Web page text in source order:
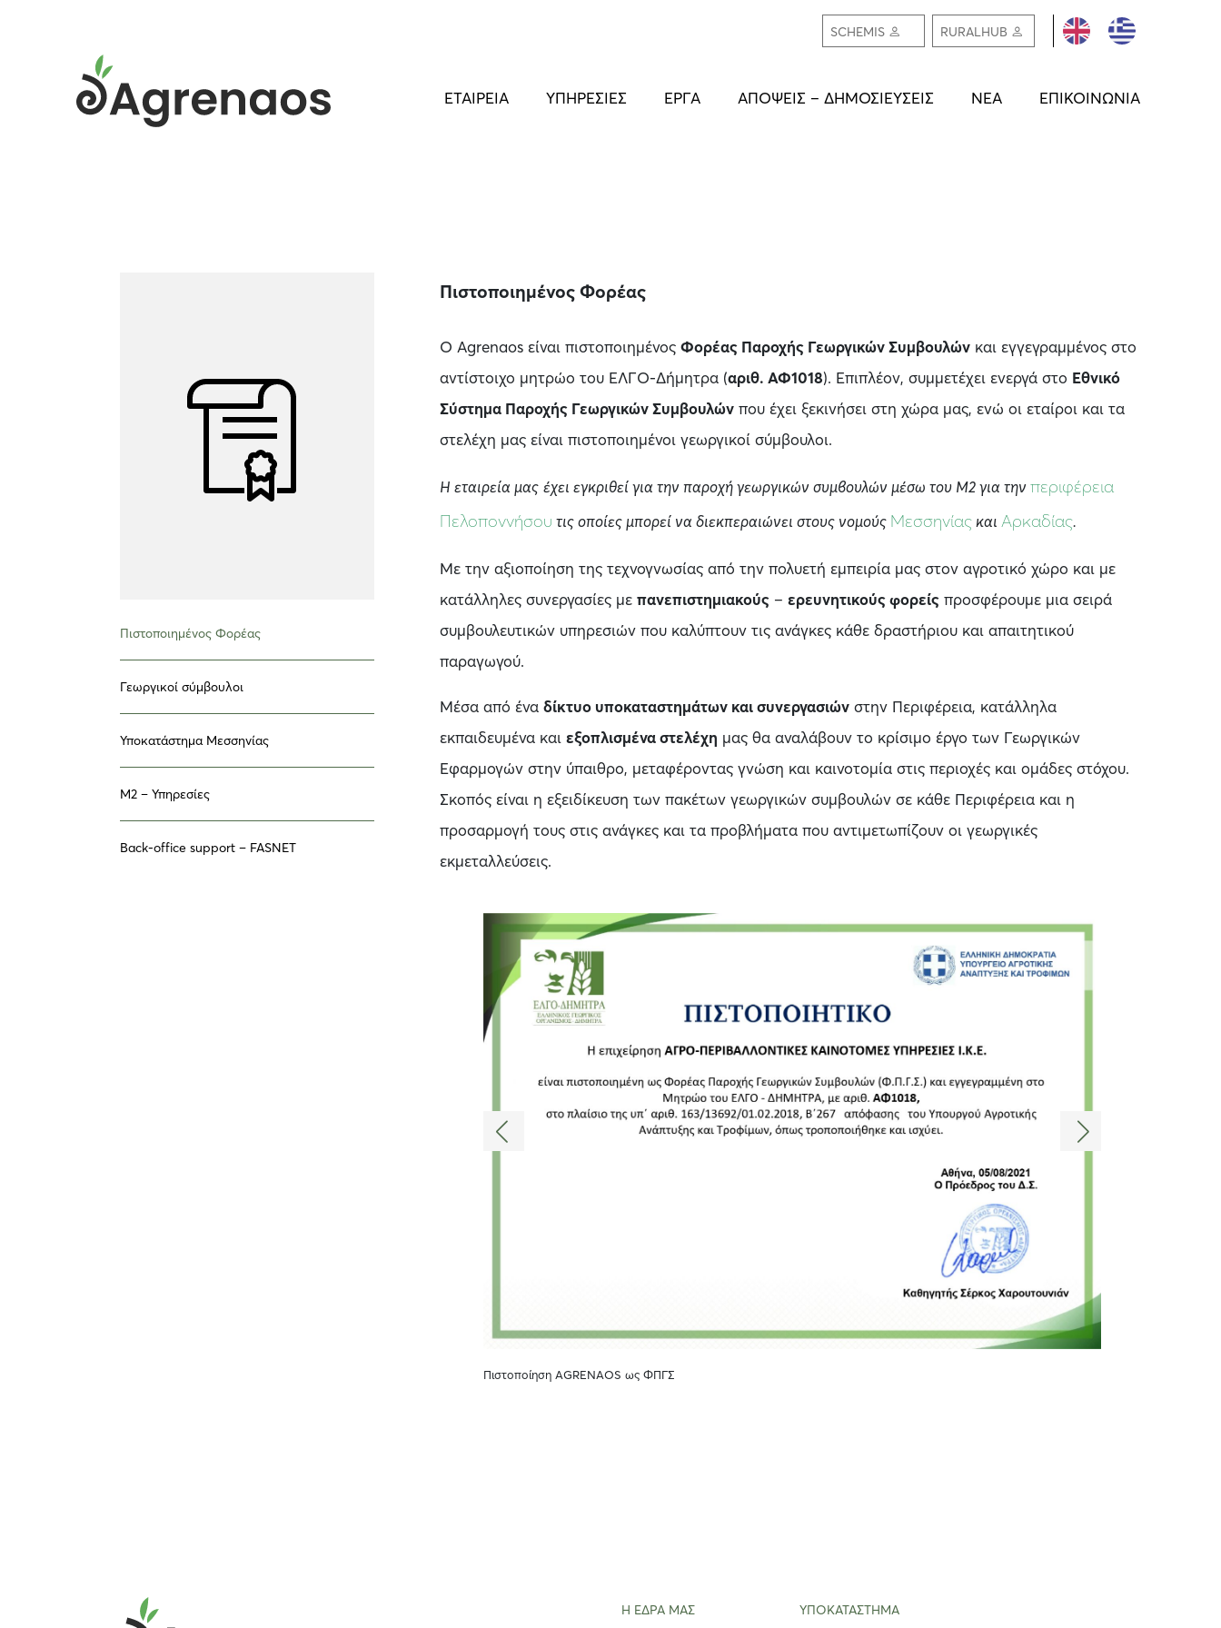
ΕΓΓΡΑΦΗ /
ΣΥΝΔΕΣΗ
SCHEMIS RURALHUB
ΕΤΑΙΡΕΙΑ ΥΠΗΡΕΣΙΕΣ ΕΡΓΑ ΑΠΟΨΕΙΣ – ΔΗΜΟΣΙΕΥΣΕΙΣ ΝΕΑ ΕΠΙΚΟΙΝΩΝΙΑ
Πιστοποιημένος Φορέας
Γεωργικοί σύμβουλοι
Υποκατάστημα Μεσσηνίας
Μ2 – Υπηρεσίες
Back-office support – FASNET
Πιστοποιημένος Φορέας
Ο Agrenaos είναι πιστοποιημένος Φορέας Παροχής Γεωργικών Συμβουλών και εγγεγραμμένος στο
αντίστοιχο μητρώο του ΕΛΓΟ-Δήμητρα (αριθ. ΑΦ1018). Επιπλέον, συμμετέχει ενεργά στο Εθνικό
Σύστημα Παροχής Γεωργικών Συμβουλών που έχει ξεκινήσει στη χώρα μας, ενώ οι εταίροι και τα
στελέχη μας είναι πιστοποιημένοι γεωργικοί σύμβουλοι.
Η εταιρεία μας έχει εγκριθεί για την παροχή γεωργικών συμβουλών μέσω του Μ2 για τηνπεριφέρεια
Πελοποννήσου τις οποίες μπορεί να διεκπεραιώνει στους νομούς Μεσσηνίας και Αρκαδίας.
Με την αξιοποίηση της τεχνογνωσίας από την πολυετή εμπειρία μας στον αγροτικό χώρο και με
κατάλληλες συνεργασίες με πανεπιστημιακούς – ερευνητικούς φορείς προσφέρουμε μια σειρά
συμβουλευτικών υπηρεσιών που καλύπτουν τις ανάγκες κάθε δραστήριου και απαιτητικού
παραγωγού.
Μέσα από ένα δίκτυο υποκαταστημάτων και συνεργασιών στην Περιφέρεια, κατάλληλα
εκπαιδευμένα και εξοπλισμένα στελέχη μας θα αναλάβουν το κρίσιμο έργο των Γεωργικών
Εφαρμογών στην ύπαιθρο, μεταφέροντας γνώση και καινοτομία στις περιοχές και ομάδες στόχου.
Σκοπός είναι η εξειδίκευση των πακέτων γεωργικών συμβουλών σε κάθε Περιφέρεια και η
προσαρμογή τους στις ανάγκες και τα προβλήματα που αντιμετωπίζουν οι γεωργικές
εκμεταλλεύσεις.
Πιστοποίηση AGRENAOS ως ΦΠΓΣ
Η ΕΔΡΑ ΜΑΣ ΥΠΟΚΑΤΑΣΤΗΜΑ